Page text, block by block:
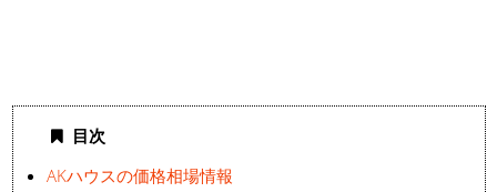
目次
AKハウスの価格相場情報